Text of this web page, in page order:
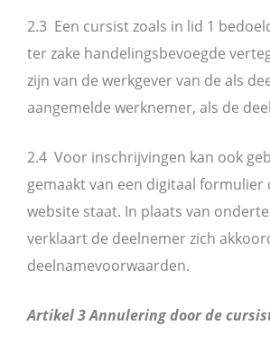
2.3 Een cursist zoals in lid 1
ter zake handelingsbevoegde
zijn van de werkgever van de als
aangemelde werknemer, als de
2.4 Voor inschrijvingen kan ook
gemaakt van een digitaal formulier
website staat. In plaats van
verklaart de deelnemer zich
deelnamevoorwaarden.
Artikel 3 Annulering door de